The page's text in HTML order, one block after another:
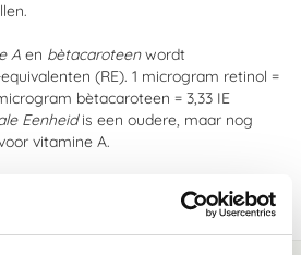
A en bètacaroteenwordt
(RE). 1 microgram retinol =
bètacaroteen = 3,33 IE
Eenheidis een oudere, maar nog
vitamine A.